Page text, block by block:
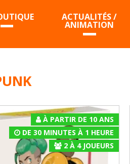
ACTUALITÉS /
ANIMATION
À PARTIR DE 10 ANS
DE 30 MINUTES À 1 HEURE
2À 4JOUEURS